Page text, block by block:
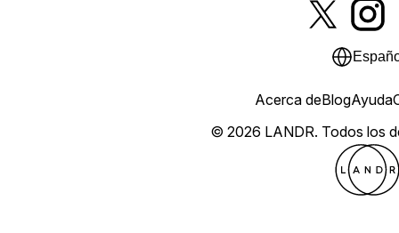
© 2026 LANDR. Todos los
Acerca deBlogAyuda